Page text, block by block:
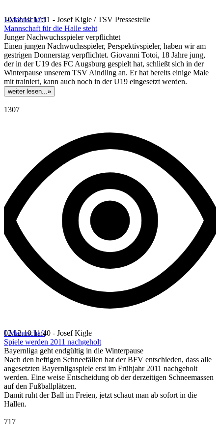
I-Mannschaft
10.12.10 17:11 - Josef Kigle / TSV Pressestelle
Mannschaft für die Halle steht
Junger Nachwuchsspieler verpflichtet
Einen jungen Nachwuchsspieler, Perspektivspieler, haben wir am
gestrigen Donnerstag verpflichtet. Giovanni Totoi, 18 Jahre jung,
der in der U19 des FC Augsburg gespielt hat, schließt sich in der
Winterpause unserem TSV Aindling an. Er hat bereits einige Male
mit trainiert, kann auch noch in der U19 eingesetzt werden.
weiter lesen...»
1307
I-Mannschaft
02.12.10 11:40 - Josef Kigle
Spiele werden 2011 nachgeholt
Bayernliga geht endgültig in die Winterpause
Nach den heftigen Schneefällen hat der BFV entschieden, dass alle
angesetzten Bayernligaspiele erst im Frühjahr 2011 nachgeholt
werden. Eine weise Entscheidung ob der derzeitigen Schneemassen
auf den Fußballplätzen.
Damit ruht der Ball im Freien, jetzt schaut man ab sofort in die
Hallen.
717